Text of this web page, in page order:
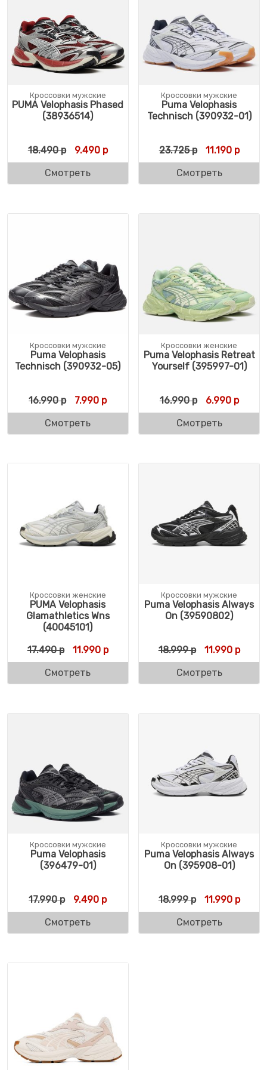
Кроссовки мужские
PUMA Velophasis Phased
(38936514)
18.490р Первоначальная цена составляла 18.490
9.490рТекущая цена: 9.490 р.
Смотреть
Кроссовки мужские
Puma Velophasis
Technisch (390932-01)
23.725р 11.190р
Смотреть
Кроссовки мужские
Puma Velophasis
Technisch (390932-05)
16.990р Первоначальная цена составляла 16.990
7.990 рТекущая цена: 7.990 р.
Смотреть
Кроссовки женские
Puma Velophasis Retreat
Yourself (395997-01)
16.990р 6.990р
Смотреть
Кроссовки женские
PUMA Velophasis
Glamathletics Wns
(40045101)
17.490р Первоначальная цена составляла 17.490
11.990рТекущая цена: 11.990 р.
Смотреть
Кроссовки мужские
Puma Velophasis Always
On (39590802)
18.999р 11.990р
Смотреть
Кроссовки мужские
Puma Velophasis
(396479-01)
17.990р Первоначальная цена составляла 17.990
9.490 рТекущая цена: 9.490 р.
Смотреть
Кроссовки мужские
Puma Velophasis Always
On (395908-01)
18.999р 11.990р
Смотреть